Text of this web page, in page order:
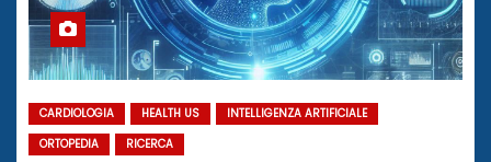
CARDIOLOGIA HEALTH US
INTELLIGENZA ARTIFICIALE
ORTOPEDIA
RICERCA